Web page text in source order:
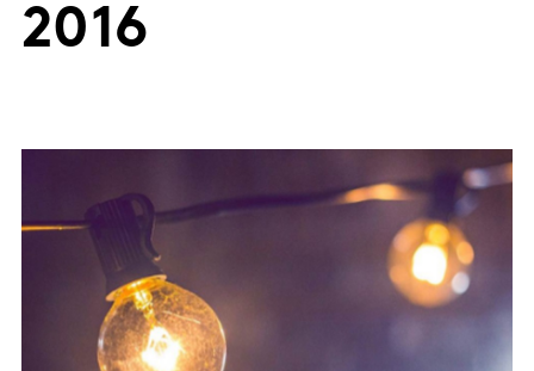
2016